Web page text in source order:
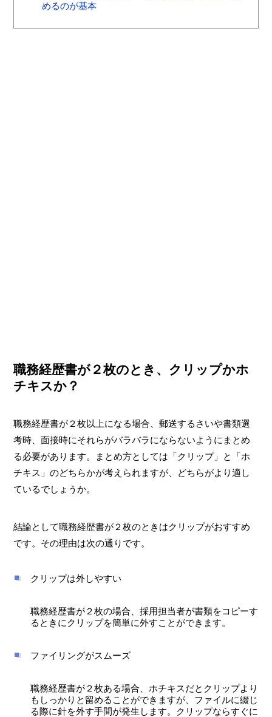
めるのが基本
職務経歴書が２枚のとき、クリップかホ
チキスか？
職務経歴書が２枚以上になる場合、郵送するさいや書類選
考時、面接時にそれらがバラバラにならないようにまとめ
る必要があります。まとめ方としては「クリップ」と「ホ
チキス」のどちらかが考えられますが、どちらがより適し
ているでしょうか。
結論として職務経歴書が２枚のときはクリップがおすすめ
です。その理由は次の通りです。
クリップは外しやすい
職務経歴書が２枚の場合、採用担当者が書類をコピーす
るときにクリップを簡単に外すことができます。
ファイリングがスムーズ
職務経歴書が２枚ある場合、ホチキスだとクリップより
もしっかりと留めることができますが、ファイルに綴じ
る際に針を外す手間が発生します。クリップならすぐに